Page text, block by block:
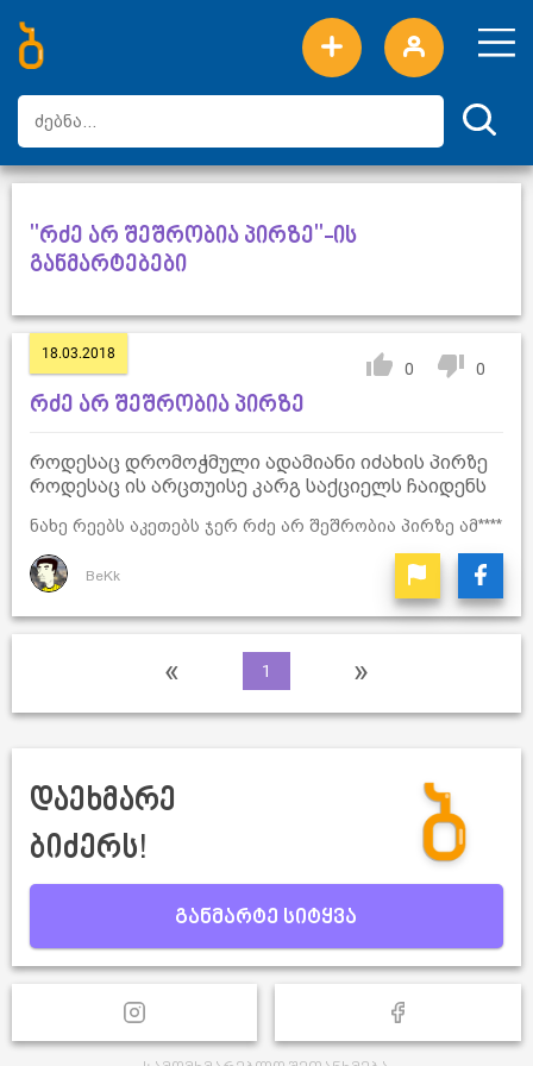
ახალი სიტყვები
ტოპ სიტყვები
დღის ტოპ სიტყვები
ტოპ მომხმარებლები
"რძე არ შეშრობია პირზე"-ის
განმარტებები
18.03.2018
0 0
რძე არ შეშრობია პირზე
როდესაც დრომოჭმული ადამიანი იძახის პირზე
როდესაც ის არცთუისე კარგ საქციელს ჩაიდენს
ნახე რეებს აკეთებს ჯერ რძე არ შეშრობია პირზე ამ****
BeKk
« 1 »
დაეხმარე
ბიძერს!
განმარტე სიტყვა